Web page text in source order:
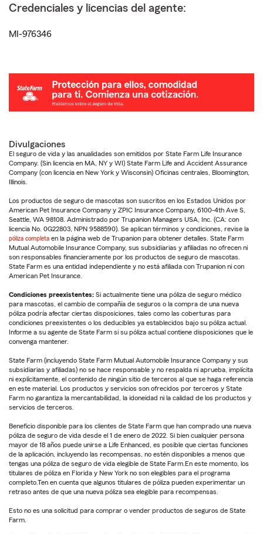
Credenciales y licencias del agente:
MI-976346
Divulgaciones
El seguro de vida y las anualidades son emitidos por State Farm Life Insurance
Company. (Sin licencia en MA, NY y WI) State Farm Life and Accident Assurance
Company (con licencia en New York y Wisconsin) Oficinas centrales, Bloomington,
Illinois.
Los productos de seguro de mascotas son suscritos en los Estados Unidos por
American Pet Insurance Company y ZPIC Insurance Company, 6100-4th Ave S,
Seattle, WA 98108. Administrado por Trupanion Managers USA, Inc. (CA: con
licencia No. 0G22803, NPN 9588590). Se aplican términos y condiciones, revise la
póliza completa en la página web de Trupanion para obtener detalles. State Farm
Mutual Automobile Insurance Company, sus subsidiarias y afiliadas no ofrecen ni
son responsables financieramente por los productos de seguro de mascotas.
State Farm es una entidad independiente y no está afiliada con Trupanion ni con
American Pet Insurance.
Condiciones preexistentes: Si actualmente tiene una póliza de seguro médico
para mascotas, el cambio de compañía de seguros o la compra de una nueva
póliza podría afectar ciertas disposiciones, tales como las coberturas para
condiciones preexistentes o los deducibles ya establecidos bajo su póliza actual.
Informe a su agente de State Farm si su póliza actual contiene disposiciones que le
convenga mantener.
State Farm (incluyendo State Farm Mutual Automobile Insurance Company y sus
subsidiarias y afiliadas) no se hace responsable y no respalda ni aprueba, implícita
ni explícitamente, el contenido de ningún sitio de terceros al que se haga referencia
en este material. Los productos y servicios son ofrecidos por terceros y State
Farm no garantiza la mercantabilidad, la idoneidad ni la calidad de los productos y
servicios de terceros.
Beneficio disponible para los clientes de State Farm que han comprado una nueva
póliza de seguro de vida desde el 1 de enero de 2022. Si bien cualquier persona
mayor de 18 años puede unirse a Life Enhanced, es posible que ciertas funciones
de la aplicación, incluyendo las recompensas, no estén disponibles a menos que
tengas una póliza de seguro de vida elegible de State Farm.En este momento, los
titulares de póliza en Florida y New York no son elegibles para el programa
completo.Ten en cuenta que algunos titulares de póliza pueden experimentar un
retraso antes de que una nueva póliza sea elegible para recompensas.
Esto no es una solicitud para comprar o vender productos de seguros de State
Farm.